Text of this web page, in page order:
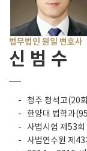
법무법인 원일 변호사
신 범 수
청주 청석고(20
한양대 법학과
사법시험 제53
사법연수원 제